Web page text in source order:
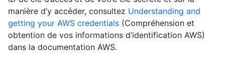
manière d’y accéder, consultez Understanding and
getting your AWS credentials (Compréhension et
obtention de vos informations d’identification AWS)
dans la documentation AWS.